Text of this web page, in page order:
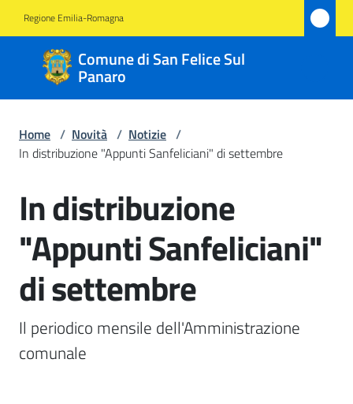
Regione Emilia-Romagna
Comune di San Felice Sul
Panaro
Comune
di San
Felice
Sul
Panaro
Amministrazione
Novità
Menu selezionato
Servizi
Vivere
il
Home / Novità / Notizie /
In distribuzione "Appunti Sanfeliciani" di settembre
Salta al contenuto
In distribuzione
"Appunti Sanfeliciani"
di settembre
Il periodico mensile dell'Amministrazione
comunale